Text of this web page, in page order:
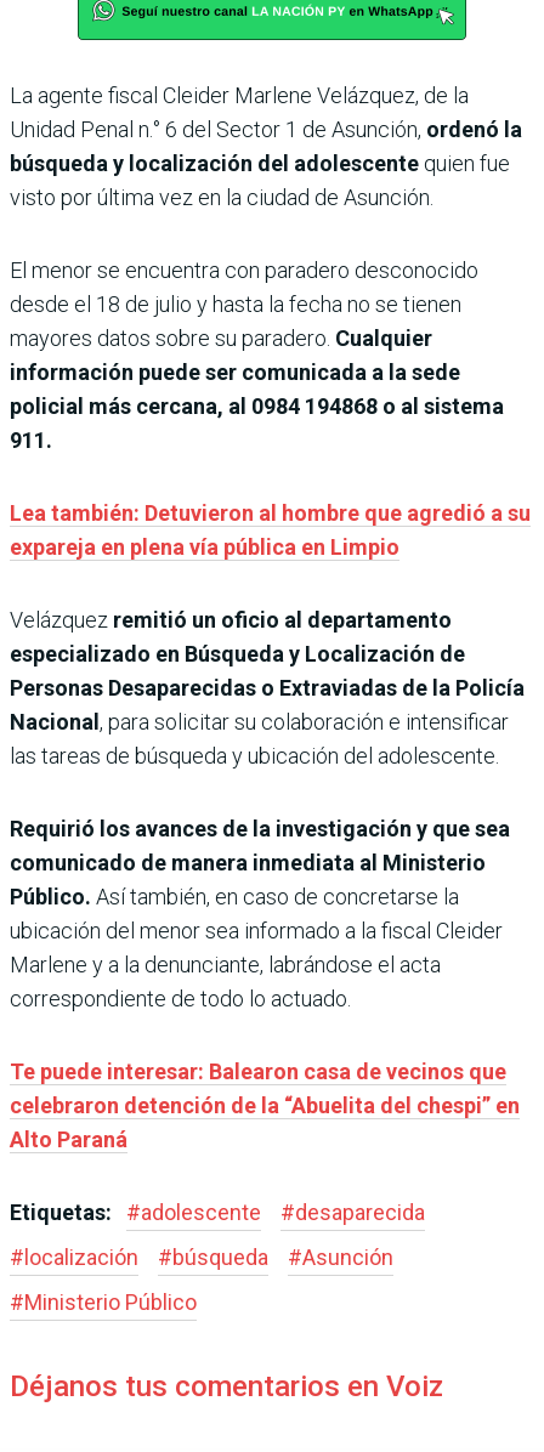
La agente fiscal Cleider Marlene Velázquez, de la
Unidad Penal n.° 6 del Sector 1 de Asunción, ordenó la
búsqueda y localización del adolescente quien fue
visto por última vez en la ciudad de Asunción.
El menor se encuentra con paradero desconocido
desde el 18 de julio y hasta la fecha no se tienen
mayores datos sobre su paradero. Cualquier
información puede ser comunicada a la sede
policial más cercana, al 0984 194868 o al sistema
911.
Lea también: Detuvieron al hombre que agredió a su
expareja en plena vía pública en Limpio
Velázquez remitió un oficio al departamento
especializado en Búsqueda y Localización de
Personas Desaparecidas o Extraviadas de la Policía
Nacional, para solicitar su colaboración e intensificar
las tareas de búsqueda y ubicación del adolescente.
Requirió los avances de la investigación y que sea
comunicado de manera inmediata al Ministerio
Público. Así también, en caso de concretarse la
ubicación del menor sea informado a la fiscal Cleider
Marlene y a la denunciante, labrándose el acta
correspondiente de todo lo actuado.
Te puede interesar: Balearon casa de vecinos que
celebraron detención de la “Abuelita del chespi” en
Alto Paraná
Etiquetas: #adolescente #desaparecida
#localización #búsqueda #Asunción
#Ministerio Público
Déjanos tus comentarios en Voiz